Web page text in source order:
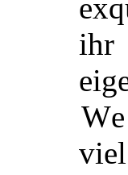
ihr